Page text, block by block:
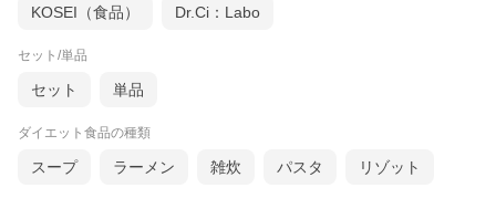
KOSEI（食品） Dr.Ci：Labo
セット/単品
セット 単品
ダイエット食品の種類
スープ ラーメン 雑炊 パスタ リゾット